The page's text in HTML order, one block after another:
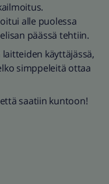
alle puolessa
päässä tehtiin.
käyttäjässä,
simppeleitä ottaa
saatiin kuntoon!